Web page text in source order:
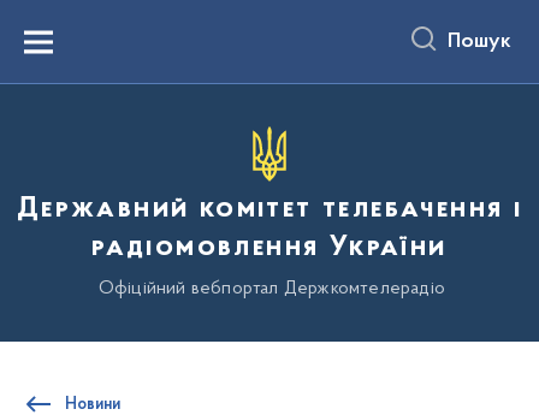
вмістуMenu Пошук
Державний комітет телебачення і
радіомовлення України
Офіційний вебпортал Держкомтелерадіо
Новини